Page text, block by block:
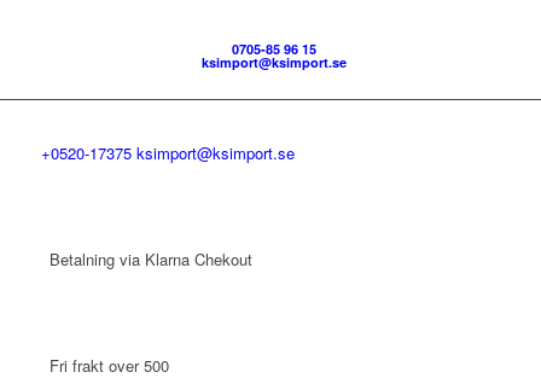
0705-85 96 15
ksimport@ksimport.se
+0520-17375 ksimport@ksimport.se
Betalning via Klarna Chekout
Fri frakt over 500